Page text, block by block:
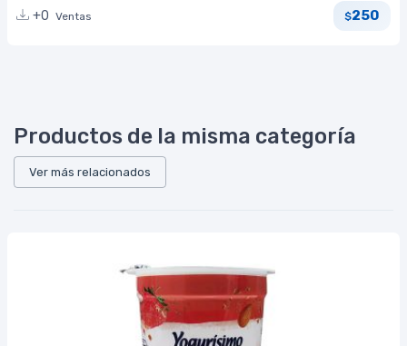
+0 Ventas $250
Productos de la misma categoría
Ver más relacionados